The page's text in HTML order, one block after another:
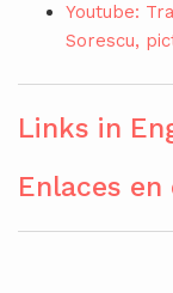
Youtube:
Sorescu,
Links in
Enlaces